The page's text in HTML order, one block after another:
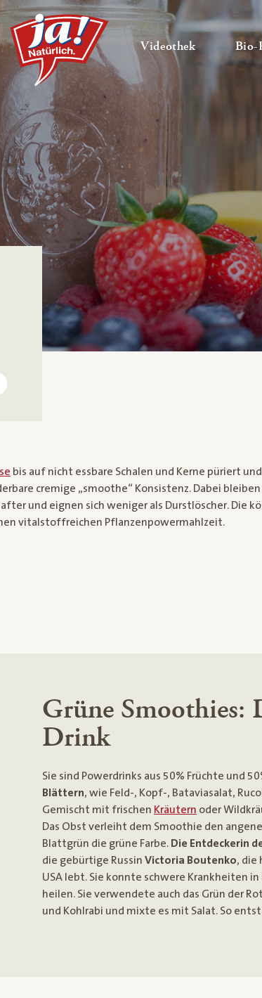
ausklappen Videothek— Bio-
bis auf nicht essbare Schalen und Kerne püriert
cremige „smoothe“ Konsistenz. Dabei bleiben
und eignen sich weniger als Durstlöscher. Die
vitalstoffreichen Pflanzenpowermahlzeit.
Grüne Smoothies:
Drink
Sie sind Powerdrinks aus 50% Früchte und
Blättern, wie Feld-, Kopf-, Bataviasalat,
Gemischt mit frischen Kräutern oder
Das Obst verleiht dem Smoothie den
Blattgrün die grüne Farbe. Die Entdeckerin
die gebürtige Russin Victoria Boutenko, die
USA lebt. Sie konnte schwere Krankheiten
heilen. Sie verwendete auch das Grün der
und Kohlrabi und mixte es mit Salat. So